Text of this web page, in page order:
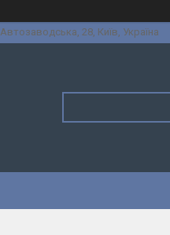
Автозаводська, 28, Київ, Україна